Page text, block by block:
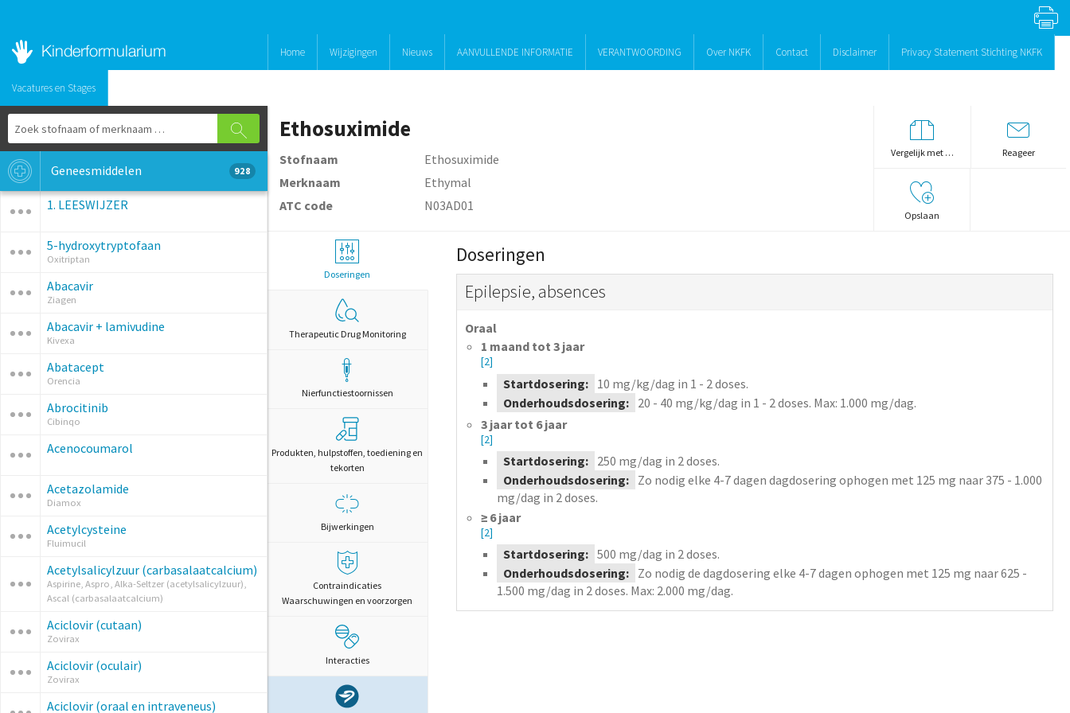
Home Wijzigingen Nieuws AANVULLENDE INFORMATIE VERANTWOORDING Over NKFK Contact Disclaimer Privacy Statement Stichting NKFK
Vacatures en Stages
Geneesmiddelen 928
1. LEESWIJZER
5-hydroxytryptofaan
Oxitriptan
Abacavir
Ziagen
Abacavir + lamivudine
Kivexa
Abatacept
Orencia
Abrocitinib
Cibinqo
Acenocoumarol
Acetazolamide
Diamox
Acetylcysteine
Fluimucil
Acetylsalicylzuur (carbasalaatcalcium)
Aspirine, Aspro, Alka-Seltzer (acetylsalicylzuur),
Ascal (carbasalaatcalcium)
Aciclovir (cutaan)
Zovirax
Aciclovir (oculair)
Zovirax
Aciclovir (oraal en intraveneus)
Ethosuximide
Stofnaam
Ethosuximide
Merknaam
Ethymal
ATC code
N03AD01
Vergelijk met … Reageer
Opslaan
Doseringen
Therapeutic Drug Monitoring
Nierfunctiestoornissen
Produkten, hulpstoffen, toediening en
tekorten
Bijwerkingen
Contraindicaties
Waarschuwingen en voorzorgen
Interacties
Doseringen
Epilepsie, absences
Oraal
1 maand tot 3 jaar
[2]
Startdosering: 10 mg/kg/dag in 1 - 2 doses.
Onderhoudsdosering:
20 - 40 mg/kg/dag in 1 - 2 doses. Max: 1.000 mg/dag.
3 jaar tot 6 jaar
[2]
Startdosering: 250 mg/dag in 2 doses.
Onderhoudsdosering:
Zo nodig elke 4-7 dagen dagdosering ophogen met 125 mg naar 375 - 1.000
mg/dag in 2 doses.
≥ 6 jaar
[2]
Startdosering: 500 mg/dag in 2 doses.
Onderhoudsdosering:
Zo nodig de dagdosering elke 4-7 dagen ophogen met 125 mg naar 625 -
1.500 mg/dag in 2 doses. Max: 2.000 mg/dag.